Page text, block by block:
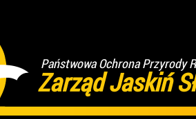
Państwowa Ochrona Przyrody
Zarząd Jaskiń